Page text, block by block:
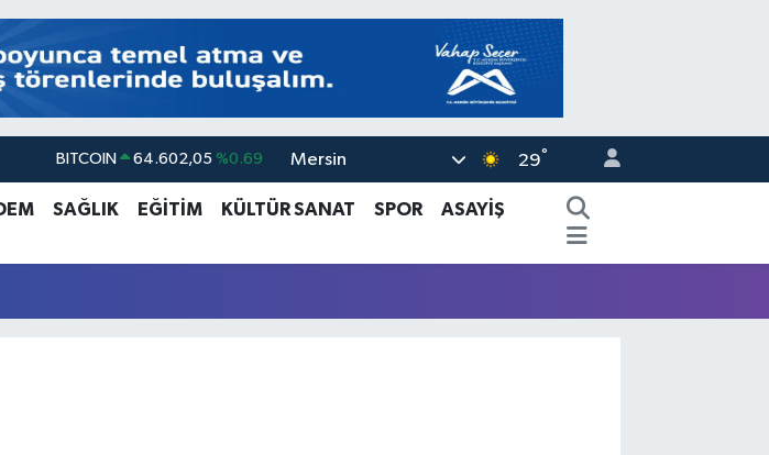
BITCOIN 64.602,05 %0.69
DOLAR 47,6006 %0.06
GRAM ALTIN 6513.94 %0.32
Mersin 29°
SAĞLIK EĞİTİM KÜLTÜR SANAT SPOR
ASAYİŞ